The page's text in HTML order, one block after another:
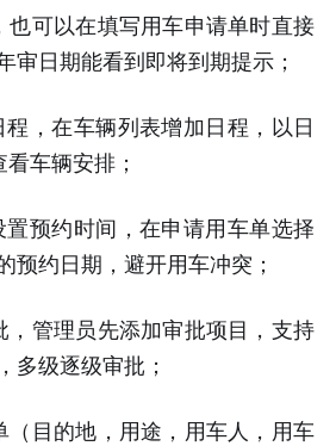
也可以在填写用车申请单时直接
审日期能看到即将到期提示；
，在车辆列表增加日程，以日
车辆安排；
预约时间，在申请用车单选择
预约日期，避开用车冲突；
，管理员先添加审批项目，支持
多级逐级审批；
（目的地，用途，用车人，用车